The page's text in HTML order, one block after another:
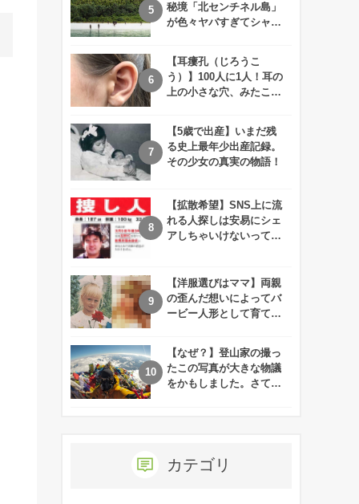
秘境「北センチネル島」
が色々ヤバすぎてシャレ
【耳瘻孔（じろうこ
う）】100人に1人！耳の
上の小さな穴、みたこと
【5歳で出産】いまだ残
る史上最年少出産記録。
その少女の真実の物語！
【拡散希望】SNS上に流
れる人探しは安易にシェ
アしちゃいけないって知
【洋服選びはママ】両親
の歪んだ想いによってバ
ービー人形として育てら
【なぜ？】登山家の撮っ
たこの写真が大きな物議
をかもしました。さて、
カテゴリ